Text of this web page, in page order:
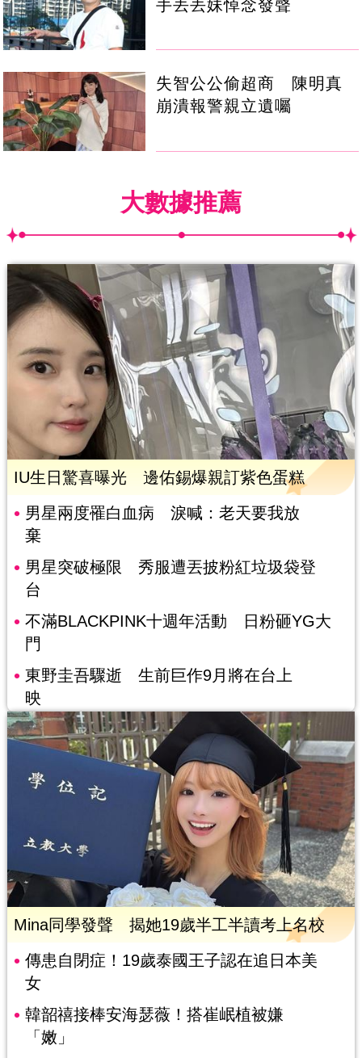
手丟丟妹悼念發聲
失智公公偷超商 陳明真
崩潰報警親立遺囑
大數據推薦
IU生日驚喜曝光 邊佑錫爆親訂紫色蛋糕
男星兩度罹白血病 淚喊：老天要我放
棄
男星突破極限 秀服遭丟披粉紅垃圾袋登
台
不滿BLACKPINK十週年活動 日粉砸YG大
門
東野圭吾驟逝 生前巨作9月將在台上
映
Mina同學發聲 揭她19歲半工半讀考上名校
傳患自閉症！19歲泰國王子認在追日本美
女
韓韶禧接棒安海瑟薇！搭崔岷植被嫌
「嫩」